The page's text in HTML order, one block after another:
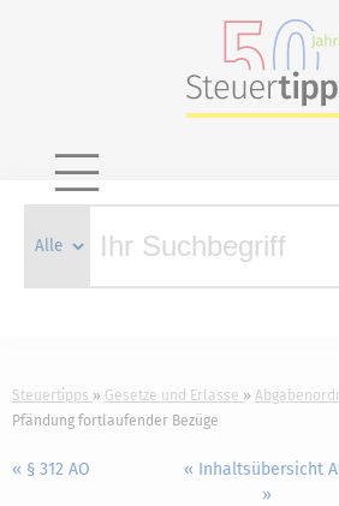
Steuertipps Gesetze und Erlasse
Pfändung fortlaufender Bezüge
« § 312 AO
« Inhaltsübersicht
»